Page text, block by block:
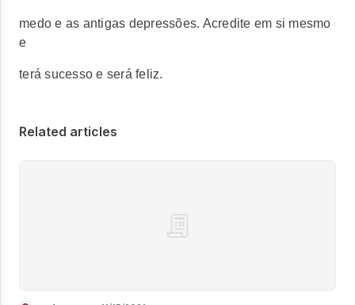
medo e as antigas depressões. Acredite em si mesmo
e
terá sucesso e será feliz.
Related articles